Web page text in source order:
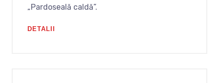
„Pardoseală caldă”.
DETALII